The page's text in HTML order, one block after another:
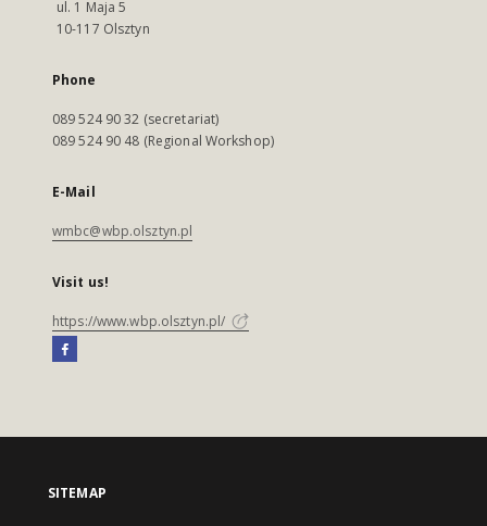
ul. 1 Maja 5
10-117 Olsztyn
Phone
089 524 90 32 (secretariat)
089 524 90 48 (Regional Workshop)
E-Mail
wmbc@wbp.olsztyn.pl
Visit us!
https://www.wbp.olsztyn.pl/
SITEMAP